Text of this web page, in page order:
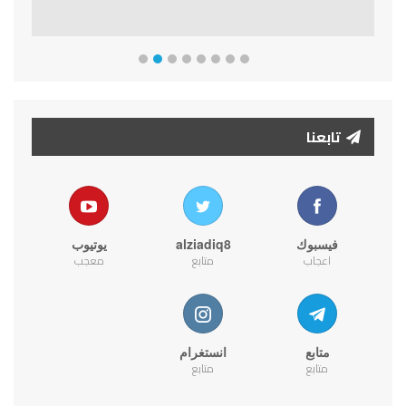
تابعنا
فيسبوك
اعجاب
alziadiq8
متابع
يوتيوب
معجب
متابع
متابع
انستغرام
متابع